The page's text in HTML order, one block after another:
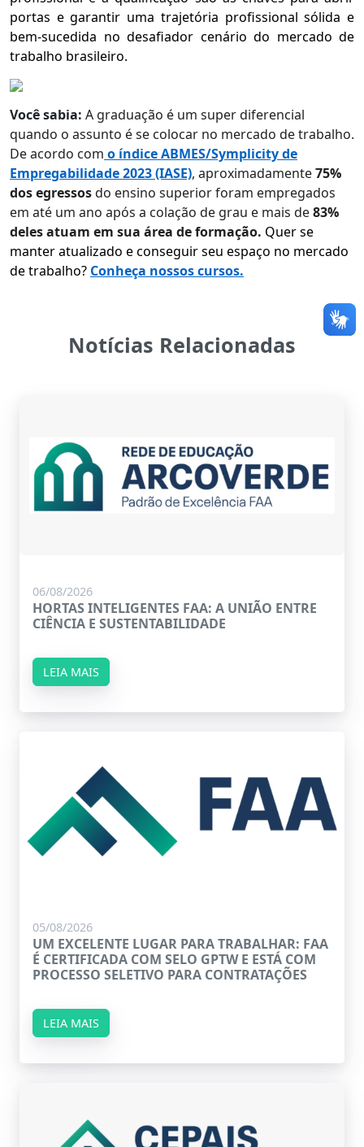
portas e garantir uma trajetória profissional sólida e
bem-sucedida no desafiador cenário do mercado de
trabalho brasileiro.
Você sabia: A graduação é um super diferencial
quando o assunto é se colocar no mercado de trabalho.
De acordo com o índice ABMES/Symplicity de
Empregabilidade 2023 (IASE), aproximadamente75%
dos egressosdo ensino superior foram empregados
em até um ano após a colação de grau e mais de83%
deles atuam em sua área de formação. Quer se
manter atualizado e conseguir seu espaço no mercado
de trabalho? Conheça nossos cursos.
Notícias Relacionadas
06/08/2026
HORTAS INTELIGENTES FAA: A UNIÃO ENTRE
CIÊNCIA E SUSTENTABILIDADE
LEIA MAIS
05/08/2026
UM EXCELENTE LUGAR PARA TRABALHAR: FAA
É CERTIFICADA COM SELO GPTW E ESTÁ COM
PROCESSO SELETIVO PARA CONTRATAÇÕES
LEIA MAIS